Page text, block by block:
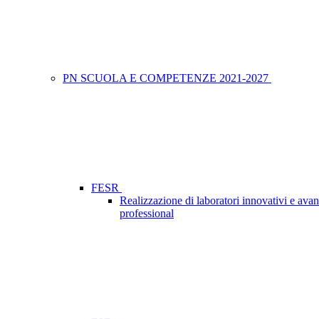
PN SCUOLA E COMPETENZE 2021-2027
FESR
Realizzazione di laboratori innovativi e
professional